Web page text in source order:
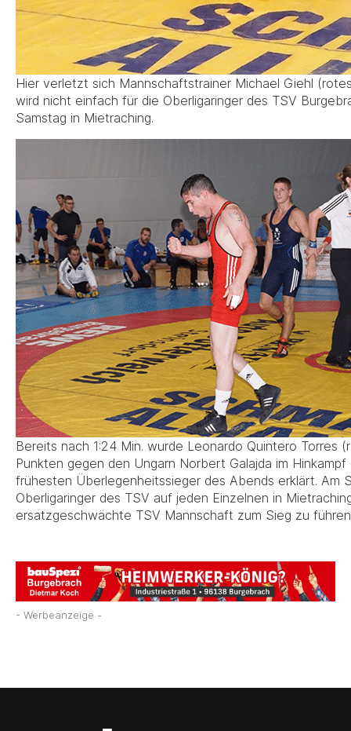
Hier verletzt sich Mannschaftstrainer Michael Giehl
wird nicht einfach für die Oberligaringer des TSV
Samstag in Mietraching.
Bereits nach 1:24 Min. wurde Leonardo Quintero Torres
Punkten gegen den Ungarn Norbert Galajda im
frühesten Überlegenheitssieger des Abends erklärt. Am
Oberligaringer des TSV auf jeden Einzelnen in
ersatzgeschwächte TSV Mannschaft zum Sieg zu
- Werbeanzeige -